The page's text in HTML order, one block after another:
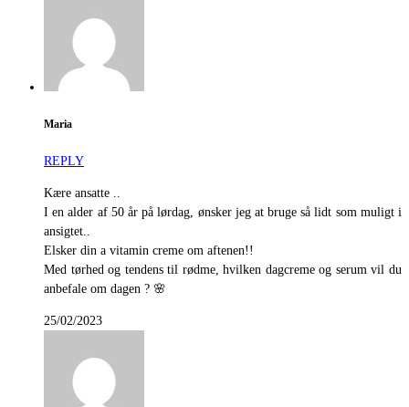
Maria
REPLY
Kære ansatte ..
I en alder af 50 år på lørdag, ønsker jeg at bruge så lidt som muligt i
ansigtet..
Elsker din a vitamin creme om aftenen!!
Med tørhed og tendens til rødme, hvilken dagcreme og serum vil du
anbefale om dagen ? 🌸
25/02/2023